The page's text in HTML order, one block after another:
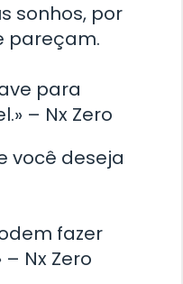
sonhos, por
pareçam.
para
– Nx Zero
você deseja
fazer
Nx Zero